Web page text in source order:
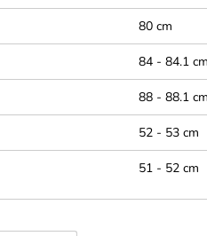
80 cm
84 - 84.1 cm
88 - 88.1 cm
52 - 53 cm
51 - 52 cm